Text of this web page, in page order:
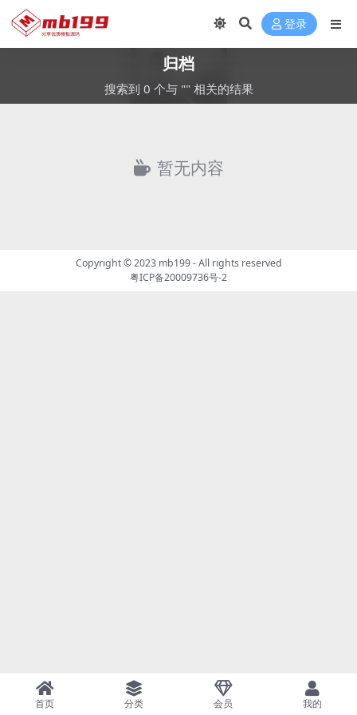
登录
归档
搜索到 0 个与 "" 相关的结果
暂无内容
Copyright © 2023 mb199- All rights reserved
粤ICP备20009736号-2
首页 分类 会员 我的